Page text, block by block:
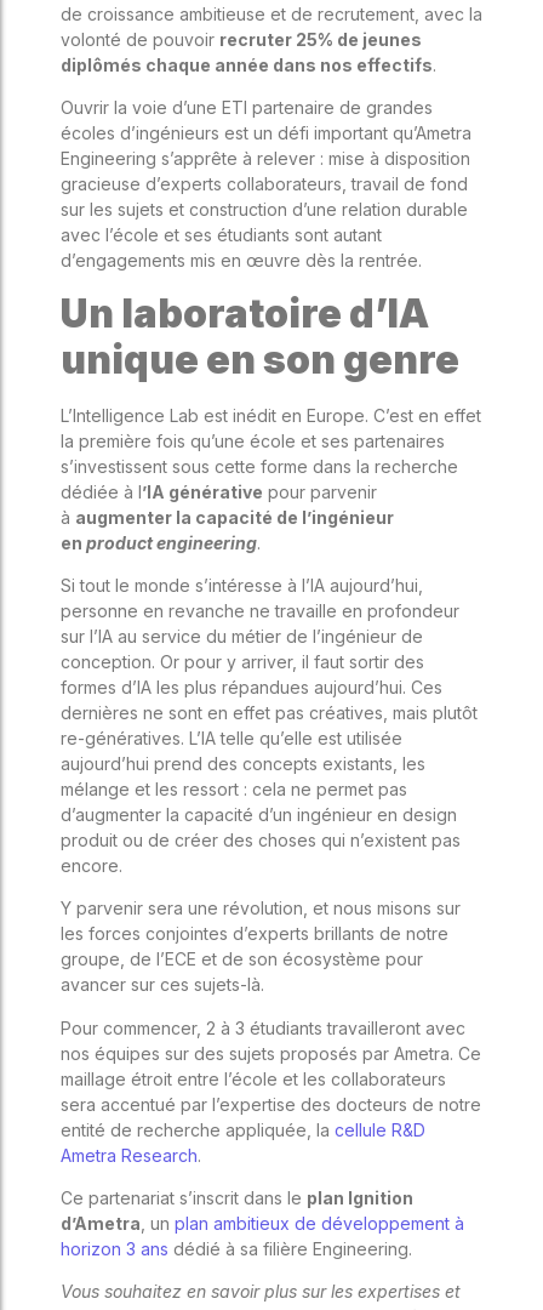
de croissance ambitieuse et de recrutement, avec la
volonté de pouvoir recruter 25% de jeunes
diplômés chaque année dans nos effectifs.
Ouvrir la voie d’une ETI partenaire de grandes
écoles d’ingénieurs est un défi important qu’Ametra
Engineering s’apprête à relever : mise à disposition
gracieuse d’experts collaborateurs, travail de fond
sur les sujets et construction d’une relation durable
avec l’école et ses étudiants sont autant
d’engagements mis en œuvre dès la rentrée.
Un laboratoire d’IA
unique en son genre
L’Intelligence Lab est inédit en Europe. C’est en effet
la première fois qu’une école et ses partenaires
s’investissent sous cette forme dans la recherche
dédiée à l’IA générative pour parvenir
à augmenter la capacité de l’ingénieur
en product engineering.
Si tout le monde s’intéresse à l’IA aujourd’hui,
personne en revanche ne travaille en profondeur
sur l’IA au service du métier de l’ingénieur de
conception. Or pour y arriver, il faut sortir des
formes d’IA les plus répandues aujourd’hui. Ces
dernières ne sont en effet pas créatives, mais plutôt
re-génératives. L’IA telle qu’elle est utilisée
aujourd’hui prend des concepts existants, les
mélange et les ressort : cela ne permet pas
d’augmenter la capacité d’un ingénieur en design
produit ou de créer des choses qui n’existent pas
encore.
Y parvenir sera une révolution, et nous misons sur
les forces conjointes d’experts brillants de notre
groupe, de l’ECE et de son écosystème pour
avancer sur ces sujets-là.
Pour commencer, 2 à 3 étudiants travailleront avec
nos équipes sur des sujets proposés par Ametra. Ce
maillage étroit entre l’école et les collaborateurs
sera accentué par l’expertise des docteurs de notre
entité de recherche appliquée, la cellule R&D
Ametra Research.
Ce partenariat s’inscrit dans le plan Ignition
d’Ametra , un plan ambitieux de développement à
horizon 3 ans dédié à sa filière Engineering.
Vous souhaitez en savoir plus sur les expertises et